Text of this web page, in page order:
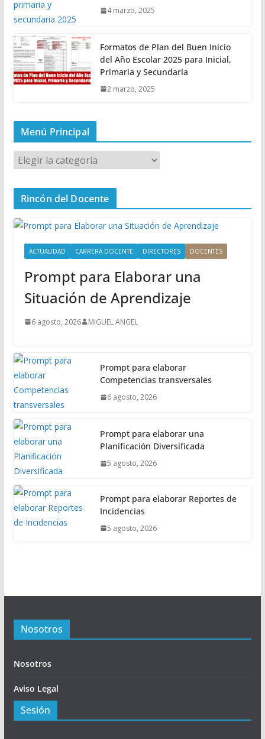
4 marzo, 2025
Formatos de Plan del Buen Inicio
del Año Escolar 2025 para Inicial,
Primaria y Secundaria
2 marzo, 2025
Menú Principal
M
e
n
P
Rincón del Docente
ACTUALIDAD CARRERA DOCENTE DIRECTORES DOCENTES
Prompt para Elaborar una
Situación de Aprendizaje
6 agosto, 2026 MIGUEL ANGEL
Prompt para elaborar
Competencias transversales
6 agosto, 2026
Prompt para elaborar una
Planificación Diversificada
5 agosto, 2026
Prompt para elaborar Reportes de
Incidencias
5 agosto, 2026
Nosotros
Nosotros
Aviso Legal
Sesión